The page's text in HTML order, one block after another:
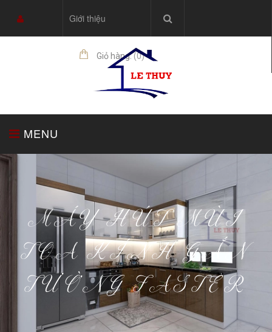
Giới thiệu
Giỏ hàng:(0)
MENU
TỦ BẾP THIẾT BỊ NHÀ BẾP
PHÒNG KHÁCH PHÒNG NGỦ TIN TỨC
MÁY HÚT MÙI
TOA KÍNH GẮN
TƯỜNG FASTER